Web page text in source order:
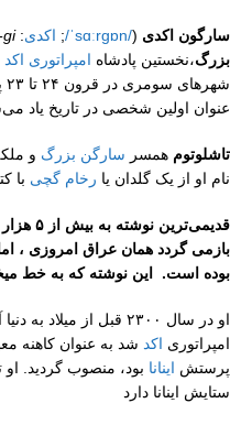
سارگون اکدی (
‎/ˈsɑːrɡɒn/‎
; اکدی: 𒊬𒊒𒄀
gi
بزرگ،نخستین پادشاه امپراتوری اکد
عنوان اولین شخصی در تاریخ یاد
تاشلوتوم همسر سارگن بزرگ و
نام او از یک گلدان یا رخام گچی با
بازمی گردد همان عراق امروزی ،
بوده است. این نوشته که به خط
او در سال ۲۳۰۰ قبل از
امپراتوری اکد شد به عنوان کاهنه
پرستش اینانا بود، منصوب گردید. او
ستایش اینانا دارد